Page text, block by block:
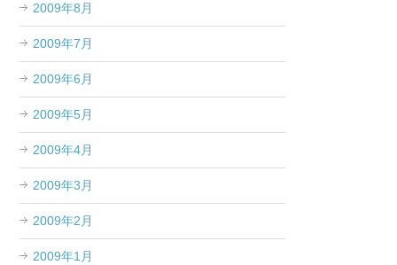
2009年8月
2009年7月
2009年6月
2009年5月
2009年4月
2009年3月
2009年2月
2009年1月